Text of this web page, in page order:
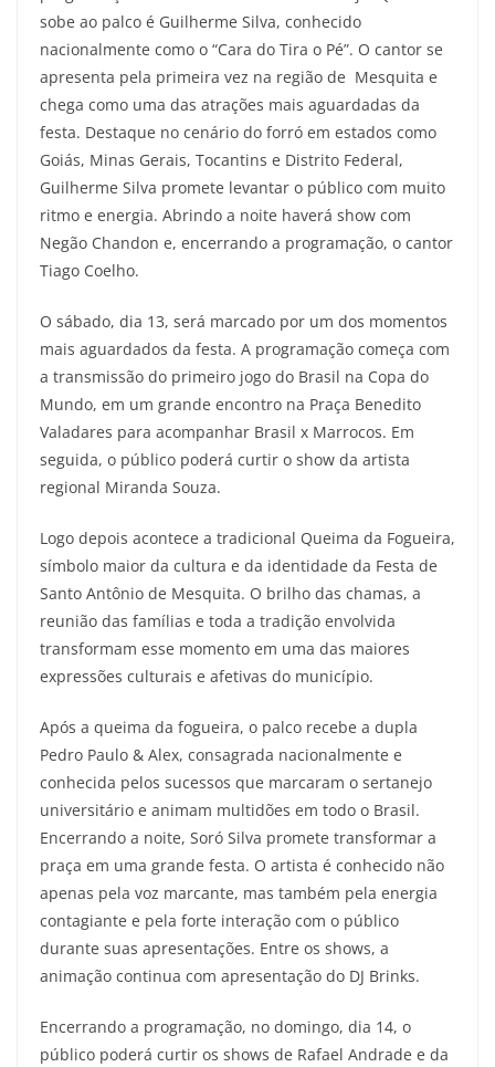
sobe ao palco é Guilherme Silva, conhecido
nacionalmente como o “Cara do Tira o Pé”. O cantor se
apresenta pela primeira vez na região de Mesquita e
chega como uma das atrações mais aguardadas da
festa. Destaque no cenário do forró em estados como
Goiás, Minas Gerais, Tocantins e Distrito Federal,
Guilherme Silva promete levantar o público com muito
ritmo e energia. Abrindo a noite haverá show com
Negão Chandon e, encerrando a programação, o cantor
Tiago Coelho.
O sábado, dia 13, será marcado por um dos momentos
mais aguardados da festa. A programação começa com
a transmissão do primeiro jogo do Brasil na Copa do
Mundo, em um grande encontro na Praça Benedito
Valadares para acompanhar Brasil x Marrocos. Em
seguida, o público poderá curtir o show da artista
regional Miranda Souza.
Logo depois acontece a tradicional Queima da Fogueira,
símbolo maior da cultura e da identidade da Festa de
Santo Antônio de Mesquita. O brilho das chamas, a
reunião das famílias e toda a tradição envolvida
transformam esse momento em uma das maiores
expressões culturais e afetivas do município.
Após a queima da fogueira, o palco recebe a dupla
Pedro Paulo & Alex, consagrada nacionalmente e
conhecida pelos sucessos que marcaram o sertanejo
universitário e animam multidões em todo o Brasil.
Encerrando a noite, Soró Silva promete transformar a
praça em uma grande festa. O artista é conhecido não
apenas pela voz marcante, mas também pela energia
contagiante e pela forte interação com o público
durante suas apresentações. Entre os shows, a
animação continua com apresentação do DJ Brinks.
Encerrando a programação, no domingo, dia 14, o
público poderá curtir os shows de Rafael Andrade e da